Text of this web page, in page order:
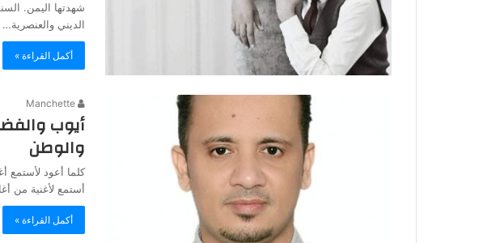
شهدتها اليمن.
الديني والعنصرية…
أكمل القراءة »
أيوب
والوطن
كلما أعود
أستمع لأغنية من
أكمل القراءة »